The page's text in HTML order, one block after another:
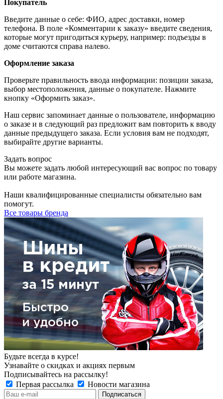
Покупатель
Введите данные о себе: ФИО, адрес доставки, номер
телефона. В поле «Комментарии к заказу» введите сведения,
которые могут пригодиться курьеру, например: подъезды в
доме считаются справа налево.
Оформление заказа
Проверьте правильность ввода информации: позиции заказа,
выбор местоположения, данные о покупателе. Нажмите
кнопку «Оформить заказ».
Наш сервис запоминает данные о пользователе, информацию
о заказе и в следующий раз предложит вам повторить к вводу
данные предыдущего заказа. Если условия вам не подходят,
выбирайте другие варианты.
Задать вопрос
Вы можете задать любой интересующий вас вопрос по товару
или работе магазина.
Наши квалифицированные специалисты обязательно вам
помогут.
Все товары бренда
Будьте всегда в курсе!
Узнавайте о скидках и акциях первым
Подписывайтесь на рассылку!
Первая рассылка
Новости магазина